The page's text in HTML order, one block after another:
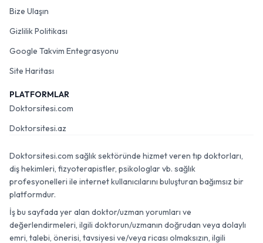
Bize Ulaşın
Gizlilik Politikası
Google Takvim Entegrasyonu
Site Haritası
PLATFORMLAR
Doktorsitesi.com
Doktorsitesi.az
Doktorsitesi.com sağlık sektöründe hizmet veren tıp doktorları,
diş hekimleri, fizyoterapistler, psikologlar vb. sağlık
profesyonelleri ile internet kullanıcılarını buluşturan bağımsız bir
platformdur.
İş bu sayfada yer alan doktor/uzman yorumları ve
değerlendirmeleri, ilgili doktorun/uzmanın doğrudan veya dolaylı
emri, talebi, önerisi, tavsiyesi ve/veya ricası olmaksızın, ilgili